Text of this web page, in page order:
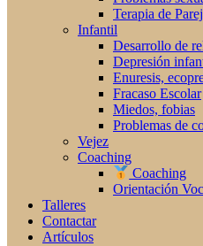
Terapia de
Infantil
Desarrollo de
Depresión
Enuresis,
Fracaso Escolar
Miedos, fobias
Problemas de
Vejez
Coaching
Coaching
Orientación
Talleres
Contactar
Artículos